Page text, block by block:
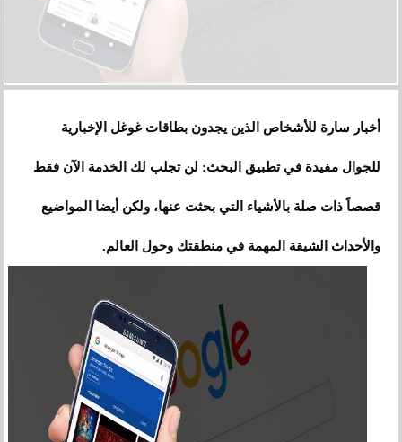
أخبار سارة للأشخاص الذين يجدون بطاقات غوغل الإخبارية
للجوال مفيدة في تطبيق البحث: لن تجلب لك الخدمة الآن فقط
قصصاً ذات صلة بالأشياء التي بحثت عنها، ولكن أيضا المواضيع
والأحداث الشيقة المهمة في منطقتك وحول العالم.